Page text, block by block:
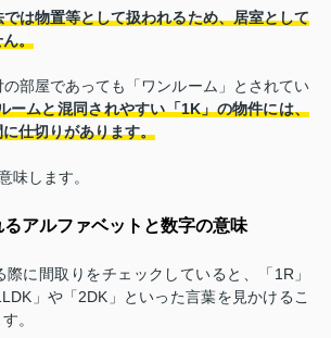
は物置等として扱われるため、居室として
ん。
部屋であっても「ワンルーム」とされてい
ームと混同されやすい「1K」の物件には、
仕切りがあります。
味します。
るアルファベットと数字の意味
に間取りをチェックしていると、「1R」
」や「2DK」といった言葉を見かけるこ
。